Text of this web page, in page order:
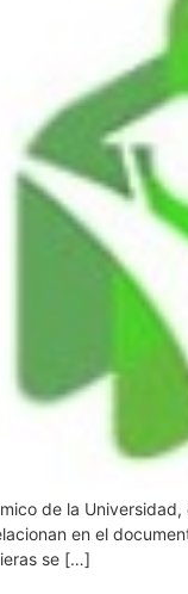
de la
en el
se […]